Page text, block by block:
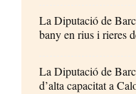
La Diputació de
bany en rius i rieres
La Diputació de
d’alta capacitat a